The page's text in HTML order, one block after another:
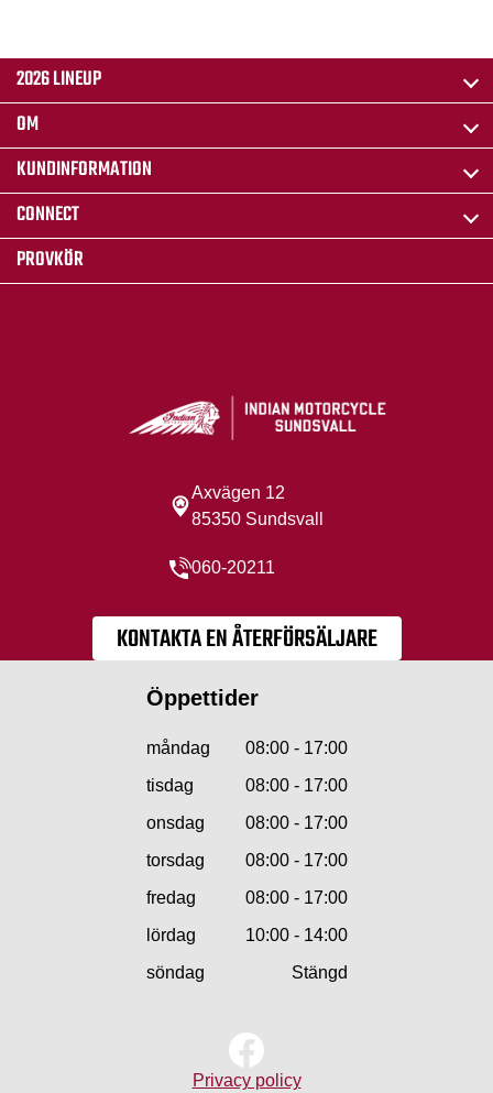
2026 LINEUP
OM
KUNDINFORMATION
CONNECT
PROVKÖR
Axvägen 12
85350 Sundsvall
060-20211
KONTAKTA EN ÅTERFÖRSÄLJARE
Öppettider
måndag
08:00 - 17:00
tisdag
08:00 - 17:00
onsdag
08:00 - 17:00
torsdag
08:00 - 17:00
fredag
08:00 - 17:00
lördag
10:00 - 14:00
söndag
Stängd
Privacy policy